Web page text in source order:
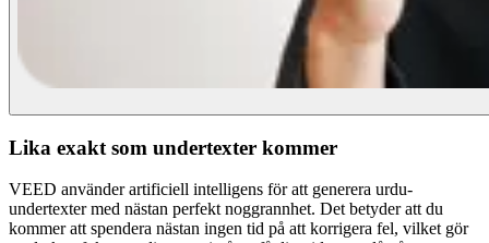
Lika exakt som undertexter kommer
VEED använder artificiell intelligens för att generera urdu-
undertexter med nästan perfekt noggrannhet. Det betyder att du
kommer att spendera nästan ingen tid på att korrigera fel, vilket gör